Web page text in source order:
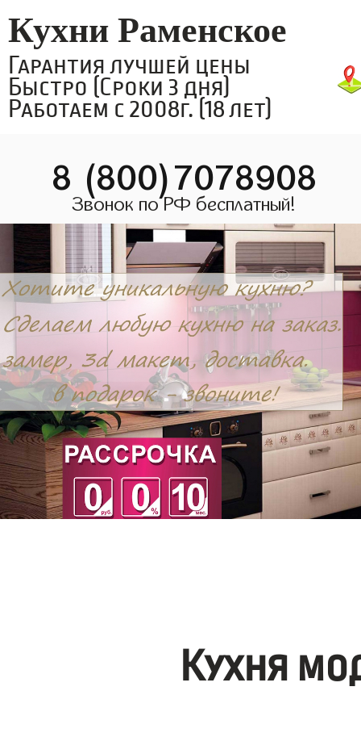
Кухни Раменское
Гарантия лучшей цены
Быстро (Сроки 3 дня)
Работаем с 2008г. (18 лет)
8 (800)7078908
Звонок по РФ бесплатный!
Кухня